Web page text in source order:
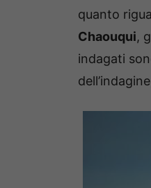
quanto
Chaouqui,
indagati